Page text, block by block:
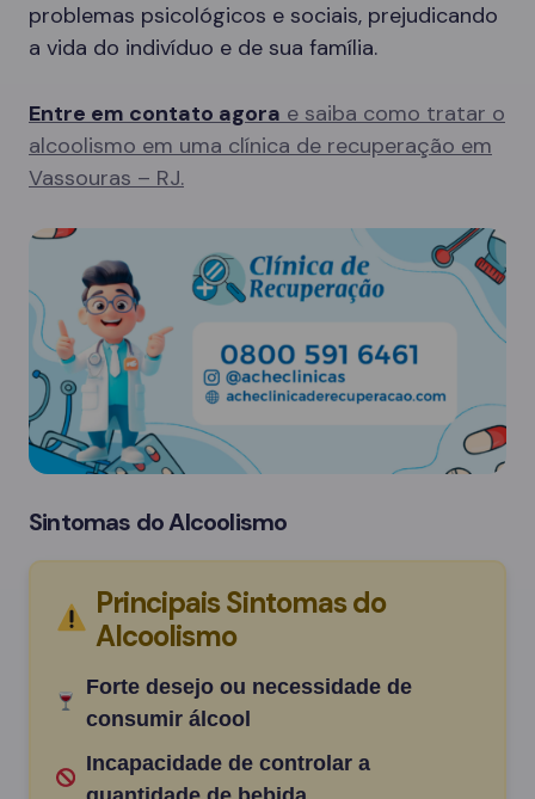
problemas psicológicos e sociais, prejudicando
a vida do indivíduo e de sua família.
Entre em contato agora e saiba como tratar o
alcoolismo em uma clínica de recuperação em
Vassouras – RJ.
Sintomas do Alcoolismo
Principais Sintomas do
Alcoolismo
Forte desejo ou necessidade de
consumir álcool
Incapacidade de controlar a